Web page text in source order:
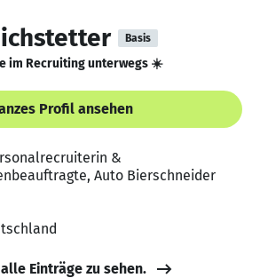
Basis
im Recruiting unterwegs ☀️
Profil ansehen
&
Auto Bierschneider
Einträge zu sehen.